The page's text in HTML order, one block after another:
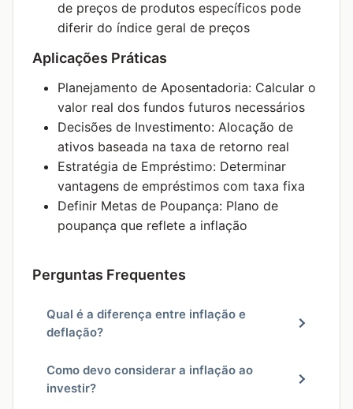
de preços de produtos específicos pode
diferir do índice geral de preços
Aplicações Práticas
Planejamento de Aposentadoria: Calcular o
valor real dos fundos futuros necessários
Decisões de Investimento: Alocação de
ativos baseada na taxa de retorno real
Estratégia de Empréstimo: Determinar
vantagens de empréstimos com taxa fixa
Definir Metas de Poupança: Plano de
poupança que reflete a inflação
Perguntas Frequentes
Qual é a diferença entre inflação e
deflação?
Como devo considerar a inflação ao
investir?